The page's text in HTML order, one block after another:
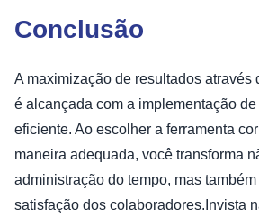
Conclusão
A maximização de resultados através
é alcançada com a implementação
eficiente. Ao escolher a ferramenta
maneira adequada, você transforma
administração do tempo, mas
satisfação dos colaboradores.Invista